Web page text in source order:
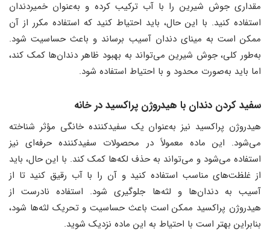
مقداری جوش شیرین را با آب ترکیب کرده و به‌عنوان خمیردندان
استفاده کنید. با این حال، باید احتیاط کنید که استفاده مکرر از آن
ممکن است به مینای دندان آسیب برساند و باعث حساسیت شود.
به‌طور کلی، جوش شیرین می‌تواند به بهبود ظاهر دندان‌ها کمک کند،
اما باید به‌صورت محدود و با احتیاط استفاده شود.
سفید کردن دندان با هیدروژن پراکسید در خانه
هیدروژن پراکسید نیز به‌عنوان یک سفیدکننده خانگی مؤثر شناخته
می‌شود. این ماده معمولاً در محصولات سفیدکننده حرفه‌ای نیز
استفاده می‌شود و می‌تواند به حذف لکه‌ها کمک کند. با این حال، باید
از غلظت‌های مناسب استفاده کنید و آن را با آب رقیق کنید تا از
آسیب به دندان‌ها و لثه‌ها جلوگیری شود. استفاده نادرست از
هیدروژن پراکسید ممکن است باعث حساسیت و تحریک لثه‌ها شود،
بنابراین بهتر است با احتیاط به این ماده نزدیک شوید.